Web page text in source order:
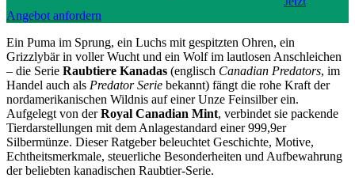
Angebot anfordern
Ein Puma im Sprung, ein Luchs mit gespitzten Ohren, ein
Grizzlybär in voller Wucht und ein Wolf im lautlosen Anschleichen
– die Serie Raubtiere Kanadas (englisch Canadian Predators, im
Handel auch als Predator Serie bekannt) fängt die rohe Kraft der
nordamerikanischen Wildnis auf einer Unze Feinsilber ein.
Aufgelegt von derRoyal Canadian Mint, verbindet sie packende
Tierdarstellungen mit dem Anlagestandard einer 999,9er
Silbermünze. Dieser Ratgeber beleuchtet Geschichte, Motive,
Echtheitsmerkmale, steuerliche Besonderheiten und Aufbewahrung
der beliebten kanadischen Raubtier-Serie.